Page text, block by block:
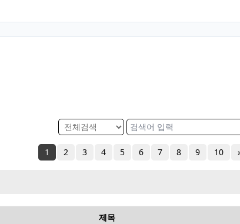
1 2 3 4 5 6 7 8 9 10
제목